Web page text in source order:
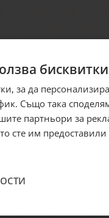
бисквитки
за да
Също така
партньори за
сте им